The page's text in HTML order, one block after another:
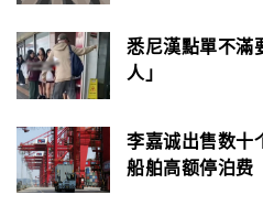
悉尼漢點單不
人」
李嘉诚出售数十
船舶高额停泊费